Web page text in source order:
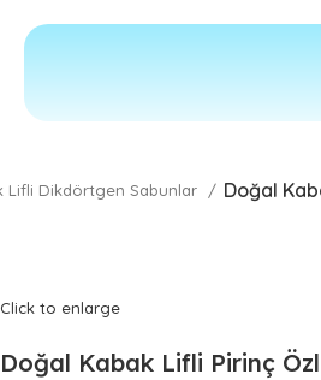
Lifli Dikdörtgen Sabunlar Doğal
Click to enlarge
Doğal Kabak Lifli Pirinç